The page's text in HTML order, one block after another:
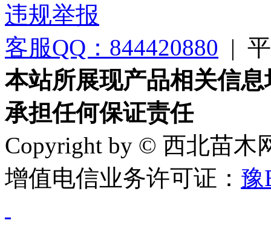
违规举报
客服QQ：844420880 |
本站所展现产品相关信
承担任何保证责任
Copyright by © 西北苗木
增值电信业务许可证： 豫